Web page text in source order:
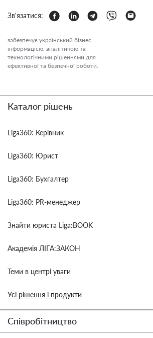
Зв'язатися:
забезпечує український бізнес
інформацією, аналітикою та
технологічними рішеннями для
ефективної та безпечної роботи.
Каталог рішень
Liga360: Керівник
Liga360: Юрист
Liga360: Бухгалтер
Liga360: PR-менеджер
Знайти юриста Liga:BOOK
Академія ЛІГА:ЗАКОН
Теми в центрі уваги
Усі рішення і продукти
Співробітництво